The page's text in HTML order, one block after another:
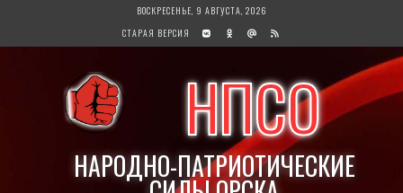
содержимому
ВОСКРЕСЕНЬЕ, 9 АВГУСТА, 2026
СТАРАЯ ВЕРСИЯ
НПСО
НАРОДНО-ПАТРИОТИЧЕСКИЕ